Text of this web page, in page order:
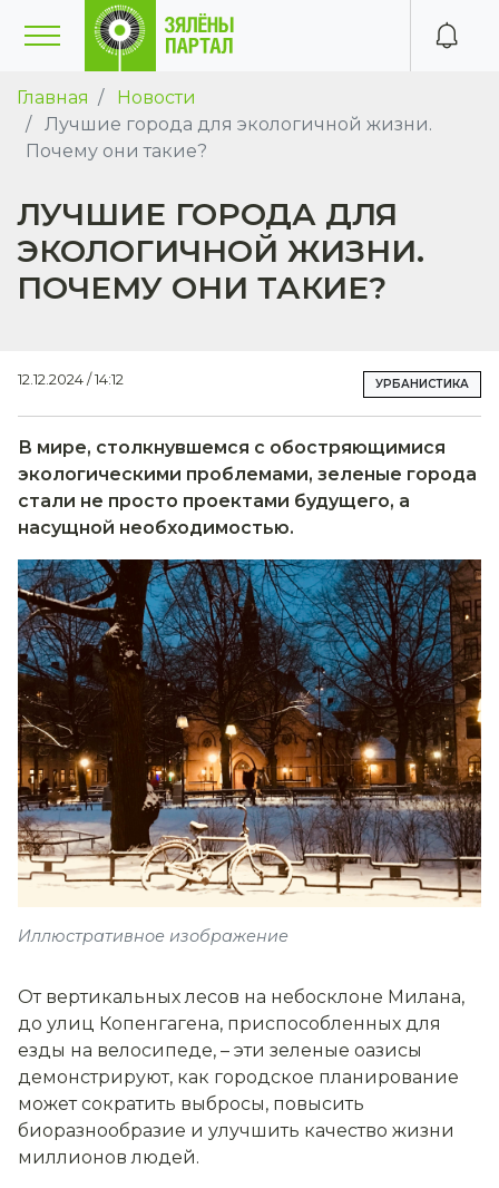
Главная
Новости
Лучшие города для экологичной жизни.
Почему они такие?
ЛУЧШИЕ ГОРОДА ДЛЯ
ЭКОЛОГИЧНОЙ ЖИЗНИ.
ПОЧЕМУ ОНИ ТАКИЕ?
12.12.2024 / 14:12 УРБАНИСТИКА
В мире, столкнувшемся с обостряющимися
экологическими проблемами, зеленые города
стали не просто проектами будущего, а
насущной необходимостью.
Иллюстративное изображение
От вертикальных лесов на небосклоне Милана,
до улиц Копенгагена, приспособленных для
езды на велосипеде, – эти зеленые оазисы
демонстрируют, как городское планирование
может сократить выбросы, повысить
биоразнообразие и улучшить качество жизни
миллионов людей.